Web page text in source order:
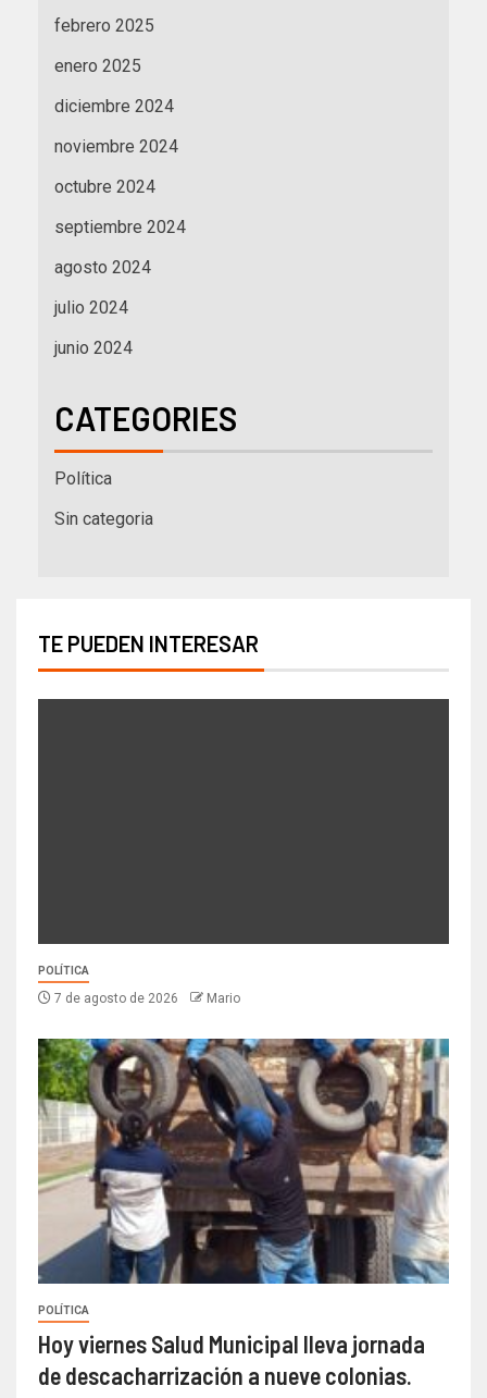
febrero 2025
enero 2025
diciembre 2024
noviembre 2024
octubre 2024
septiembre 2024
agosto 2024
julio 2024
junio 2024
CATEGORIES
Política
Sin categoria
TE PUEDEN INTERESAR
POLÍTICA
7 de agosto de 2026 Mario
POLÍTICA
Hoy viernes Salud Municipal lleva jornada
de descacharrización a nueve colonias.